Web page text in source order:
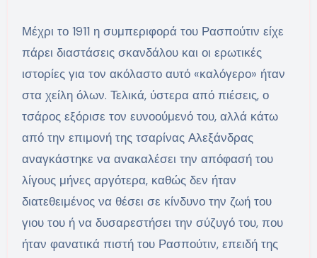
Μέχρι το 1911 η συμπεριφορά του Ρασπούτιν είχε
πάρει διαστάσεις σκανδάλου και οι ερωτικές
ιστορίες για τον ακόλαστο αυτό «καλόγερο» ήταν
στα χείλη όλων. Τελικά, ύστερα από πιέσεις, ο
τσάρος εξόρισε τον ευνοούμενό του, αλλά κάτω
από την επιμονή της τσαρίνας Αλεξάνδρας
αναγκάστηκε να ανακαλέσει την απόφασή του
λίγους μήνες αργότερα, καθώς δεν ήταν
διατεθειμένος να θέσει σε κίνδυνο την ζωή του
γιου του ή να δυσαρεστήσει την σύζυγό του, που
ήταν φανατικά πιστή του Ρασπούτιν, επειδή της